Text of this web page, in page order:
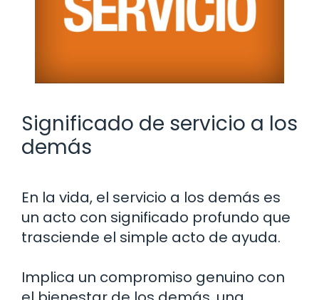
Significado de servicio a los
demás
En la vida, el servicio a los demás es
un acto con significado profundo que
trasciende el simple acto de ayuda.
Implica un compromiso genuino con